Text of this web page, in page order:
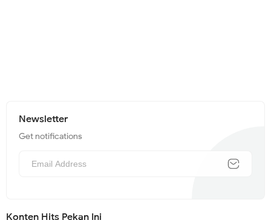
Newsletter
Get notifications
Konten Hits Pekan Ini